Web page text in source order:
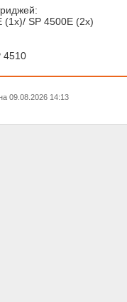
(1x)/ SP 4500E (2x)
4510
09.08.2026 14:13